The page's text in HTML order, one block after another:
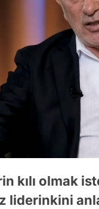
kılı olmak
liderinkini